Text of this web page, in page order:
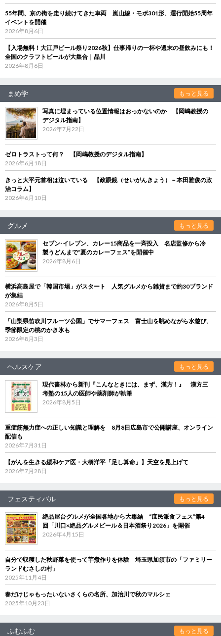
55年間、京の街を走り続けてきた車両 嵐山線・モボ301形、運行開始55周年
イベントを開催
2026年8月6日
【入場無料！大江戸ビール祭り2026秋】仕事帰りの一杯や週末の昼飲みにも！
全国のクラフトビールが大集合｜品川
2026年8月6日
まめ学 もっと見る
写真に埋まっている位置情報はおっかないのか 【岡嶋教授の
デジタル指南】
2026年7月22日
ゼロトラストって何？ 【岡嶋教授のデジタル指南】
2026年6月18日
きっと大平元首相は泣いている 【政眼鏡（せいがんきょう）－本田雅俊の政
治コラム】
2026年6月10日
グルメ もっと見る
セブン‐イレブン、カレー15商品を一斉投入 名店監修から冷
製うどんまで“夏のカレーフェス”を開催中
2026年8月6日
横浜高島屋で「韓国市場」がスタート 人気グルメから雑貨まで約30ブランド
が集結
2026年8月5日
「山梨県笛吹川フルーツ公園」でサマーフェス 富士山を眺めながら水遊び、
季節限定の桃のかき氷も
2026年8月3日
ヘルスケア もっと見る
現代書林から新刊『こんなときには、まず、漢方！』 漢方三
考塾の15人の医師や薬剤師が執筆
2026年8月5日
重症筋無力症への正しい知識と理解を 8月8日広島市で公開講座、オンライン
配信も
2026年7月31日
【がんを生きる緩和ケア医・大橋洋平「足し算命」】天空を見上げて
2026年7月28日
フェスティバル もっと見る
絶品屋台グルメが全国各地から大集結 “庶民派食フェス”第4
回「川口×絶品グルメビール＆日本酒祭り2026」を開催
2026年4月15日
自分で収穫した秋野菜を使って芋煮作りを体験 埼玉県加須市の「ファミリー
ランドむさしの村」
2025年11月4日
春だけじゃもったいないさくらの名所、加治川で秋のマルシェ
2025年10月23日
ふむふむ もっと見る